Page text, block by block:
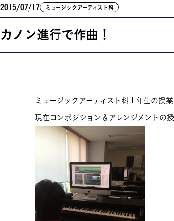
イベント案内
MOVIE
2015/07/17 ミュージックアーティスト科
カノン進行で作曲！
ミュージックアーティスト科１年生の授業
現在コンポジション＆アレンジメントの